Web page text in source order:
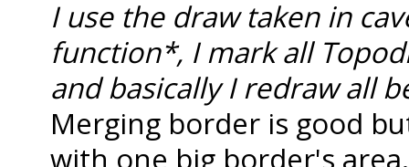
I use the draw taken in
function*, I mark all
and basically I redraw all
Merging border is good
with one big border's